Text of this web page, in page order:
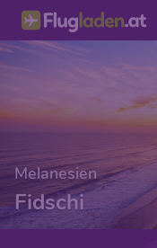
Melanesien
Fidschi